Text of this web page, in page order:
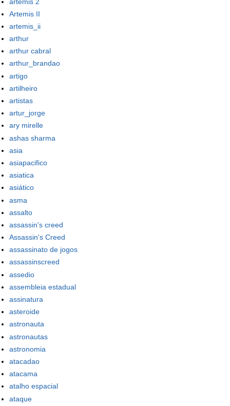
Artemis II
artemis_ii
arthur
arthur cabral
arthur_brandao
artigo
artilheiro
artistas
artur_jorge
ary mirelle
ashas sharma
asia
asiapacifico
asiatica
asiático
asma
assalto
assassin's creed
Assassin's Creed
assassinato de jogos
assassinscreed
assedio
assembleia estadual
assinatura
asteroide
astronauta
astronautas
astronomia
atacadao
atacama
atalho espacial
ataque